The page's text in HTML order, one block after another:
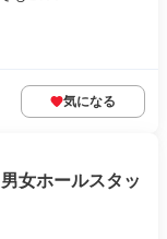
気になる
女ホールスタッ